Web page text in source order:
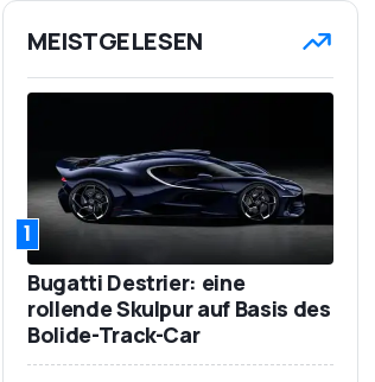
MEISTGELESEN
1
Bugatti Destrier: eine
rollende Skulpur auf Basis des
Bolide-Track-Car